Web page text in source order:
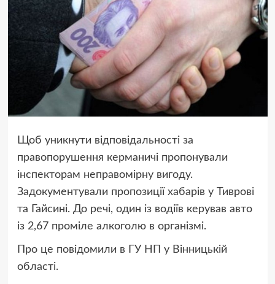
Щоб уникнути відповідальності за
правопорушення керманичі пропонували
інспекторам неправомірну вигоду.
Задокументували пропозиції хабарів у Тиврові
та Гайсині. До речі, один із водіїв керував авто
із 2,67 проміле алкоголю в організмі.
Про це повідомили в ГУ НП у Вінницькій
області.